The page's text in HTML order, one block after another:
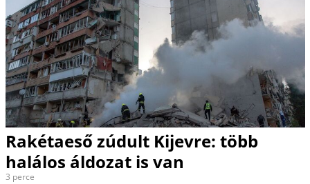
Rakétaeső zúdult Kijevre: több
halálos áldozat is van
3 perce